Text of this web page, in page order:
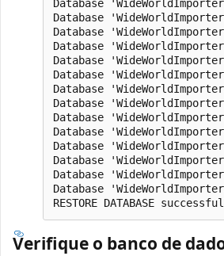
Database
Database
Database
Database
Database
Database
Database
Database
Database
Database
Database
Database
Database
Database
Verifique o banco de